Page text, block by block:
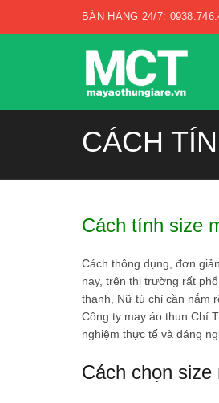
BÁN HÀNG 24/7:
CÁCH
Cách tính size
Cách thông dụng, đơn
nay, trên thị trường rất
thanh, Nữ tú chỉ cần nắm
Công ty may áo thun Chí
nghiệm thực tế và dáng
Cách chọn size